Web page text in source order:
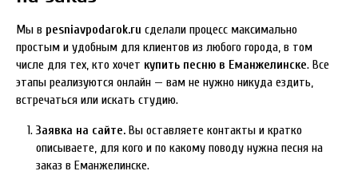
Мы в pesniavpodarok.ru сделали процесс максимально
простым и удобным для клиентов из любого города, в том
числе для тех, кто хочет купить песню в Еманжелинске. Все
этапы реализуются онлайн — вам не нужно никуда ездить,
встречаться или искать студию.
Заявка на сайте. Вы оставляете контакты и кратко
описываете, для кого и по какому поводу нужна песня на
заказ в Еманжелинске.